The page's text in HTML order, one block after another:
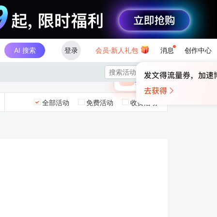
AI 搜索 登录 会员·新人礼包 消息 创作中心
×
🎁 未登录
登录领取最高

全部活动 免费活动 收费活动